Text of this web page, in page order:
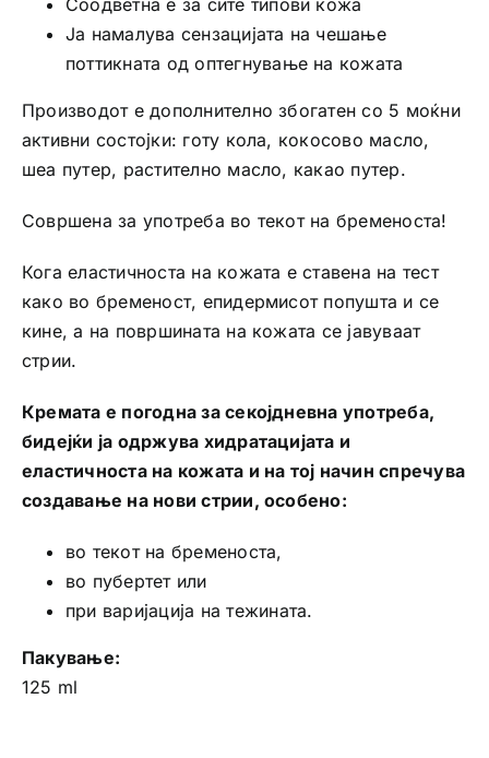
Соодветна е за сите типови кожа
Ја намалува сензацијата на чешање
поттикната од оптегнување на кожата
Производот е дополнително збогатен со 5 моќни
активни состојки: готу кола, кокосово масло,
шеа путер, растително масло, какао путер.
Совршена за употреба во текот на бременоста!
Кога еластичноста на кожата е ставена на тест
како во бременост, епидермисот попушта и се
кине, а на површината на кожата се јавуваат
стрии.
Кремата е погодна за секојдневна употреба,
бидејќи ја одржува хидратацијата и
еластичноста на кожата и на тој начин спречува
создавање на нови стрии, особено:
во текот на бременоста,
во пубертет или
при варијација на тежината.
Пакување:
125 ml